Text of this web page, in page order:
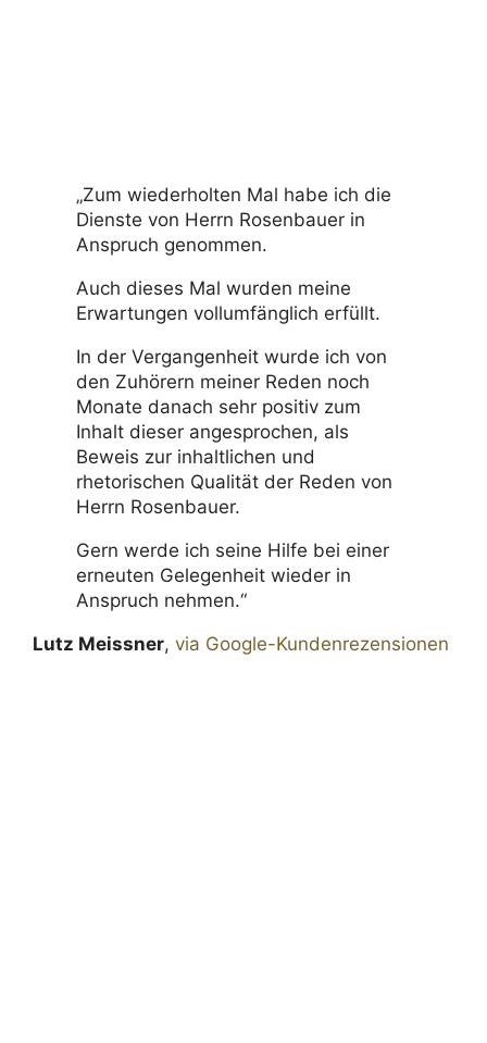
„Zum wiederholten Mal habe ich die
Dienste von Herrn Rosenbauer in
Anspruch genommen.
Auch dieses Mal wurden meine
Erwartungen vollumfänglich erfüllt.
In der Vergangenheit wurde ich von
den Zuhörern meiner Reden noch
Monate danach sehr positiv zum
Inhalt dieser angesprochen, als
Beweis zur inhaltlichen und
rhetorischen Qualität der Reden von
Herrn Rosenbauer.
Gern werde ich seine Hilfe bei einer
erneuten Gelegenheit wieder in
Anspruch nehmen.“
Lutz Meissner, via Google-Kundenrezensionen